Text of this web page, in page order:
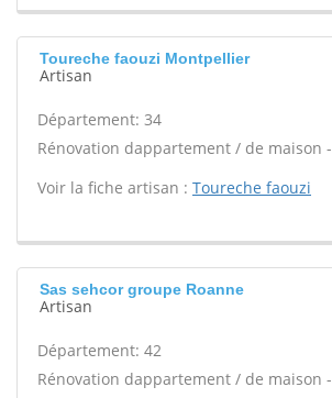
Toureche faouzi Montpellier
Artisan
Département: 34
Rénovation dappartement / de maison -
Voir la fiche artisan : Toureche faouzi
Sas sehcor groupe Roanne
Artisan
Département: 42
Rénovation dappartement / de maison -